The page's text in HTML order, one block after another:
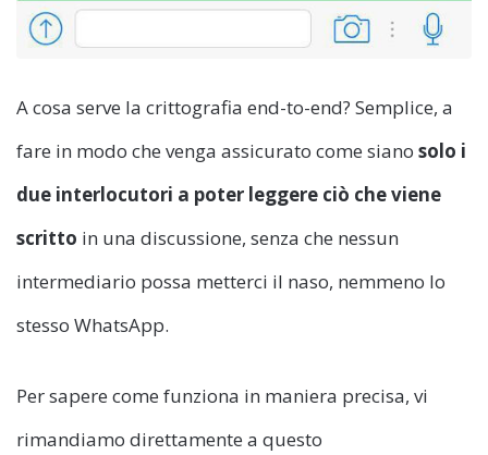
A cosa serve la crittografia end-to-end? Semplice, a
fare in modo che venga assicurato come siano solo i
due interlocutori a poter leggere ciò che viene
scritto in una discussione, senza che nessun
intermediario possa metterci il naso, nemmeno lo
stesso WhatsApp.
Per sapere come funziona in maniera precisa, vi
rimandiamo direttamente a questo